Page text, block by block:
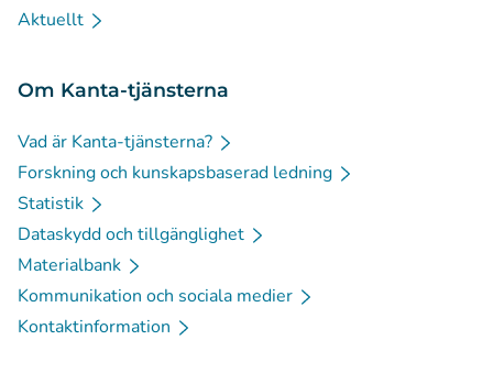
Aktuellt
Om Kanta-tjänsterna
Vad är Kanta-tjänsterna?
Forskning och kunskapsbaserad ledning
Statistik
Dataskydd och tillgänglighet
Materialbank
Kommunikation och sociala medier
Kontaktinformation